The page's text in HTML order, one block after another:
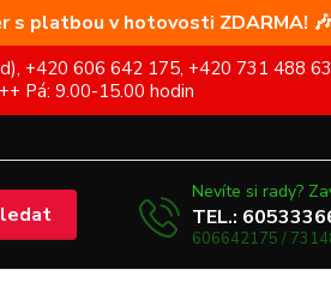
s platbou v hotovosti ZDARMA! 🎶
+420 606 642 175, +420 731 488
++ Pá: 9.00-15.00 hodin
Nevíte si rady?
TEL.:
606642175 /